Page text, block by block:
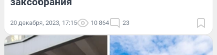
20 декабря, 2023, 17:15 10 864 23